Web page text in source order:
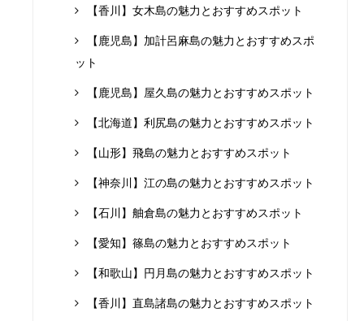
【香川】女木島の魅力とおすすめスポット
【鹿児島】加計呂麻島の魅力とおすすめスポ
ット
【鹿児島】屋久島の魅力とおすすめスポット
【北海道】利尻島の魅力とおすすめスポット
【山形】飛島の魅力とおすすめスポット
【神奈川】江の島の魅力とおすすめスポット
【石川】舳倉島の魅力とおすすめスポット
【愛知】篠島の魅力とおすすめスポット
【和歌山】円月島の魅力とおすすめスポット
【香川】直島諸島の魅力とおすすめスポット